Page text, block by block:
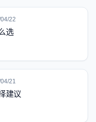
22
选
21
建议